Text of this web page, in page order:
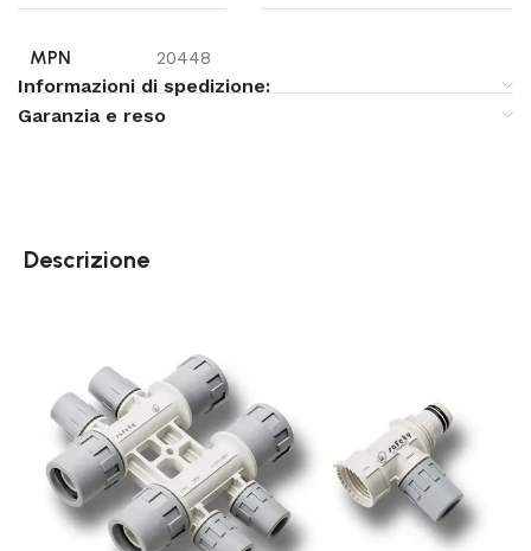
MPN 20448
Informazioni di spedizione:
Garanzia e reso
Descrizione